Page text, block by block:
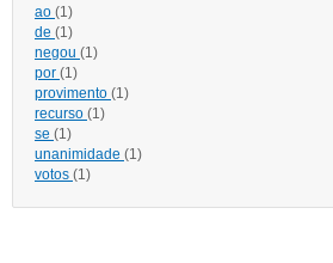
ao (1)
de (1)
negou (1)
por (1)
provimento (1)
recurso (1)
se (1)
unanimidade (1)
votos (1)